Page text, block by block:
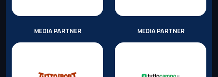
MEDIA PARTNER MEDIA PARTNER